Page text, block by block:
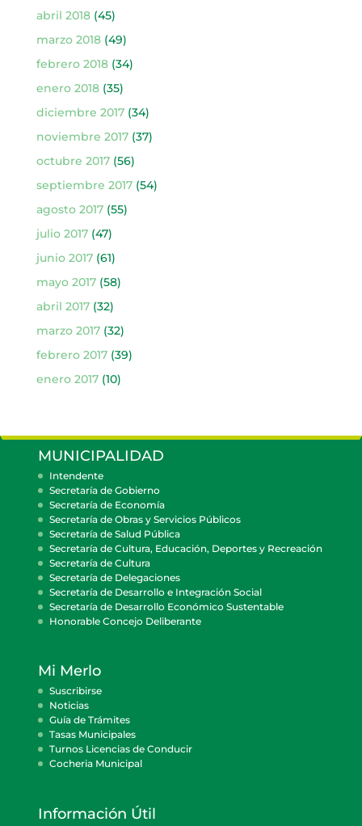
abril 2018(45)
marzo 2018(49)
febrero 2018(34)
enero 2018(35)
diciembre 2017(34)
noviembre 2017(37)
octubre 2017(56)
septiembre 2017(54)
agosto 2017(55)
julio 2017(47)
junio 2017(61)
mayo 2017(58)
abril 2017(32)
marzo 2017(32)
febrero 2017(39)
enero 2017(10)
MUNICIPALIDAD
Intendente
Secretaría de Gobierno
Secretaría de Economía
Secretaría de Obras y Servicios Públicos
Secretaría de Salud Pública
Secretaría de Cultura, Educación, Deportes y Recreación
Secretaría de Cultura
Secretaría de Delegaciones
Secretaría de Desarrollo e Integración Social
Secretaría de Desarrollo Económico Sustentable
Honorable Concejo Deliberante
Mi Merlo
Suscribirse
Noticias
Guía de Trámites
Tasas Municipales
Turnos Licencias de Conducir
Cocheria Municipal
Información Útil